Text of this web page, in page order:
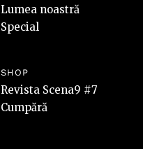
Lumea noastră
Special
SHOP
Revista Scena9 #7
Cumpără